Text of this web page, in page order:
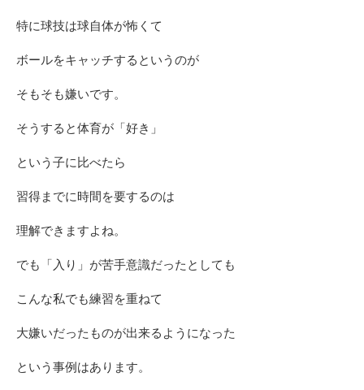
特に球技は球自体が怖くて
ボールをキャッチするというのが
そもそも嫌いです。
そうすると体育が「好き」
という子に比べたら
習得までに時間を要するのは
理解できますよね。
でも「入り」が苦手意識だったとしても
こんな私でも練習を重ねて
大嫌いだったものが出来るようになった
という事例はあります。